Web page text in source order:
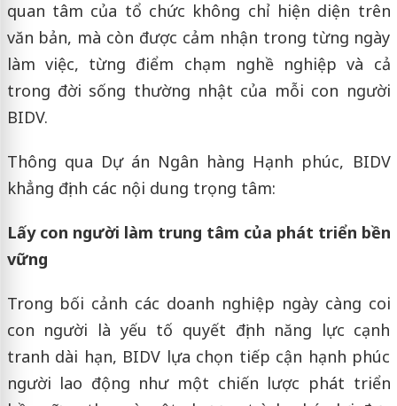
quan tâm của tổ chức không chỉ hiện diện trên
văn bản, mà còn được cảm nhận trong từng ngày
làm việc, từng điểm chạm nghề nghiệp và cả
trong đời sống thường nhật của mỗi con người
BIDV.
Thông qua Dự án Ngân hàng Hạnh phúc, BIDV
khẳng định các nội dung trọng tâm:
Lấy con người làm trung tâm của phát triển bền
vững
Trong bối cảnh các doanh nghiệp ngày càng coi
con người là yếu tố quyết định năng lực cạnh
tranh dài hạn, BIDV lựa chọn tiếp cận hạnh phúc
người lao động như một chiến lược phát triển